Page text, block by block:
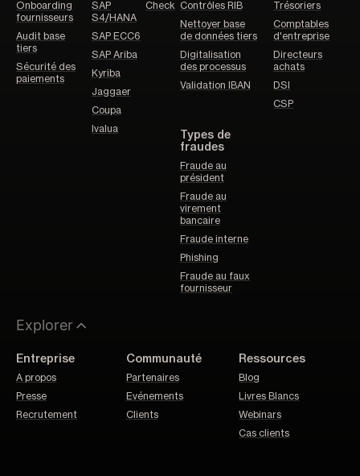
Onboarding
fournisseurs
Audit base
tiers
Sécurité des
paiements
SAP
S4/HANA
SAP ECC6
SAP Ariba
Kyriba
Jaggaer
Coupa
Ivalua
Check Contrôles RIB
Nettoyer base
de données tiers
Digitalisation
des processus
Validation IBAN
Trésoriers
Comptables
d'entreprise
Directeurs
achats
DSI
CSP
Types de
fraudes
Fraude au
président
Fraude au
virement
bancaire
Fraude interne
Phishing
Fraude au faux
fournisseur
Explorer
Entreprise
A propos
Presse
Recrutement
Communauté
Partenaires
Evénements
Clients
Ressources
Blog
Livres Blancs
Webinars
Cas clients